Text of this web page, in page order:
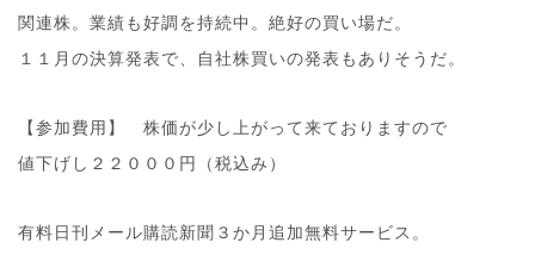
関連株。業績も好調を持続中。絶好の買い場だ。
１１月の決算発表で、自社株買いの発表もありそうだ。
【参加費用】 株価が少し上がって来ておりますので
値下げし２２０００円（税込み）
有料日刊メール購読新聞３か月追加無料サービス。